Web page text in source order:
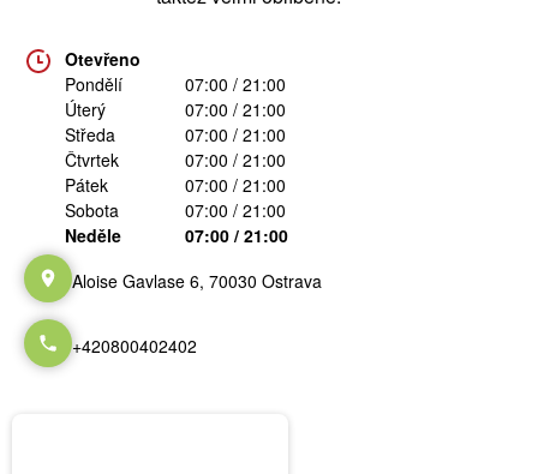
Otevřeno
Pondělí
07:00 / 21:00
Úterý
07:00 / 21:00
Středa
07:00 / 21:00
Čtvrtek
07:00 / 21:00
Pátek
07:00 / 21:00
Sobota
07:00 / 21:00
Neděle
07:00 / 21:00
Aloise Gavlase 6, 70030 Ostrava
+420800402402